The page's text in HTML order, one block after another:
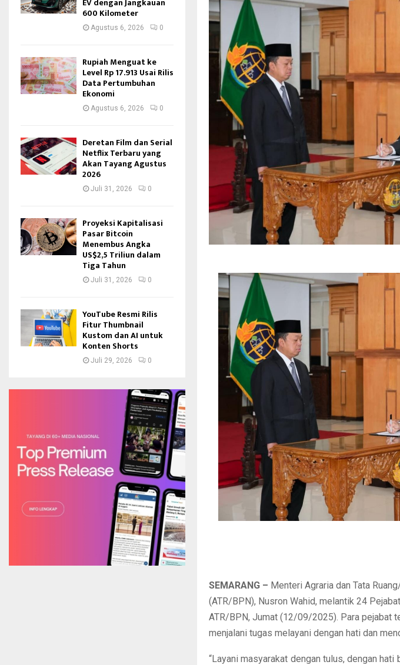
SEMARANG – Menteri Agraria dan Tata
(ATR/BPN), Nusron Wahid, melantik 24
ATR/BPN, Jumat (12/09/2025). Para pejabat
menjalani tugas melayani dengan hati dan
“Layani masyarakat dengan tulus, dengan
600 Kilometer
Agustus 6, 2026 0
Rupiah Menguat ke
Level Rp 17.913 Usai Rilis
Data Pertumbuhan
Ekonomi
Agustus 6, 2026 0
Deretan Film dan Serial
Netflix Terbaru yang
Akan Tayang Agustus
2026
Juli 31, 2026 0
Proyeksi Kapitalisasi
Pasar Bitcoin
Menembus Angka
US$2,5 Triliun dalam
Tiga Tahun
Juli 31, 2026 0
YouTube Resmi Rilis
Fitur Thumbnail
Kustom dan AI untuk
Konten Shorts
Juli 29, 2026 0